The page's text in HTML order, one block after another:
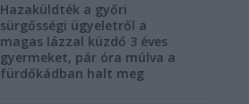
Hazaküldték a győri
sürgősségi ügyeletről a
magas lázzal küzdő 3 éves
gyermeket, pár óra múlva a
fürdőkádban halt meg